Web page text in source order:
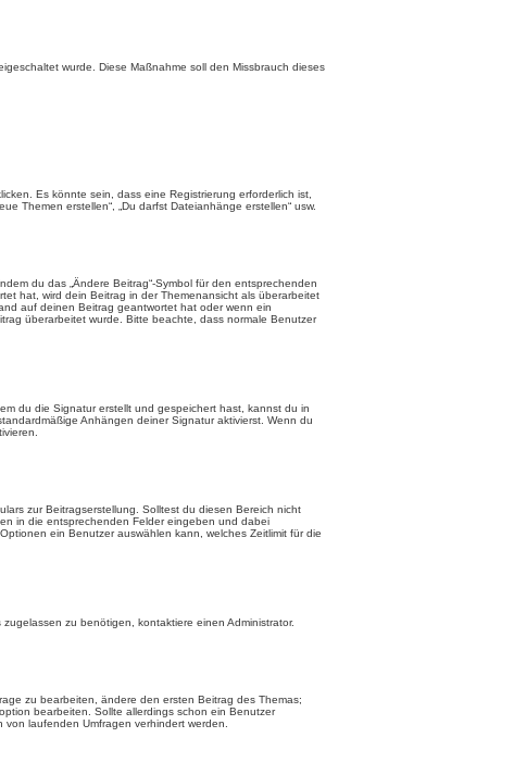
wurde. Diese Maßnahme soll den Missbrauch dieses
Es könnte sein, dass eine Registrierung erforderlich ist,
Themen erstellen“, „Du darfst Dateianhänge erstellen“ usw.
du das „Ändere Beitrag“-Symbol für den entsprechenden
hat, wird dein Beitrag in der Themenansicht als überarbeitet
auf deinen Beitrag geantwortet hat oder wenn ein
überarbeitet wurde. Bitte beachte, dass normale Benutzer
du die Signatur erstellt und gespeichert hast, kannst du in
Anhängen deiner Signatur aktivierst. Wenn du
zur Beitragserstellung. Solltest du diesen Bereich nicht
in die entsprechenden Felder eingeben und dabei
ein Benutzer auswählen kann, welches Zeitlimit für die
zu benötigen, kontaktiere einen Administrator.
zu bearbeiten, ändere den ersten Beitrag des Themas;
bearbeiten. Sollte allerdings schon ein Benutzer
laufenden Umfragen verhindert werden.